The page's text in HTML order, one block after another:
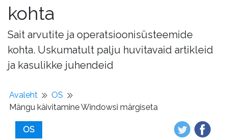
kohta
Sait arvutite ja operatsioonisüsteemide
kohta. Uskumatult palju huvitavaid artikleid
ja kasulikke juhendeid
Avaleht
OS
Mängu käivitamine Windowsi märgiseta
OS